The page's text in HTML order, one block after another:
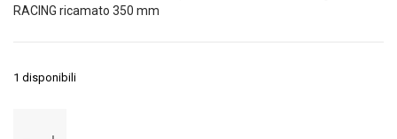
RACING ricamato 350 mm
1 disponibili